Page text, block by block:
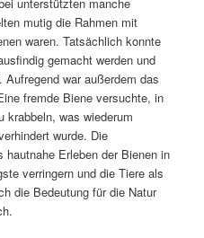
mutig die Rahmen mit
waren. Tatsächlich konnte
gemacht werden und
war außerdem das
fremde Biene versuchte, in
krabbeln, was wiederum
wurde. Die
Erleben der Bienen in
verringern und die Tiere als
die Bedeutung für die Natur